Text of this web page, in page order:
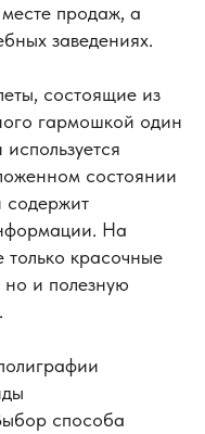
продаж, а
заведениях.
состоящие из
гармошкой один
состоянии
содержит
На
только красочные
но и полезную
способа